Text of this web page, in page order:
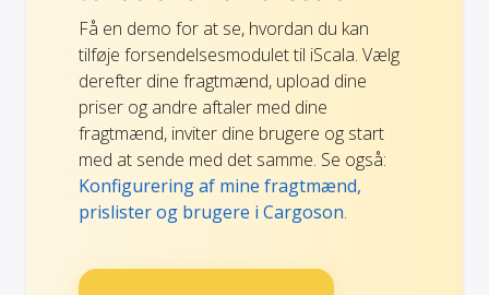
Få en demo for at se, hvordan du kan
tilføje forsendelsesmodulet til iScala. Vælg
derefter dine fragtmænd, upload dine
priser og andre aftaler med dine
fragtmænd, inviter dine brugere og start
med at sende med det samme. Se også:
Konfigurering af mine fragtmænd,
prislister og brugere i Cargoson.